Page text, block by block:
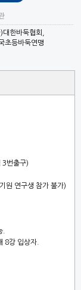
대한바둑협회,
초등바둑연맹
번출구)
원 연구생 참가 불가)
8강 입상자